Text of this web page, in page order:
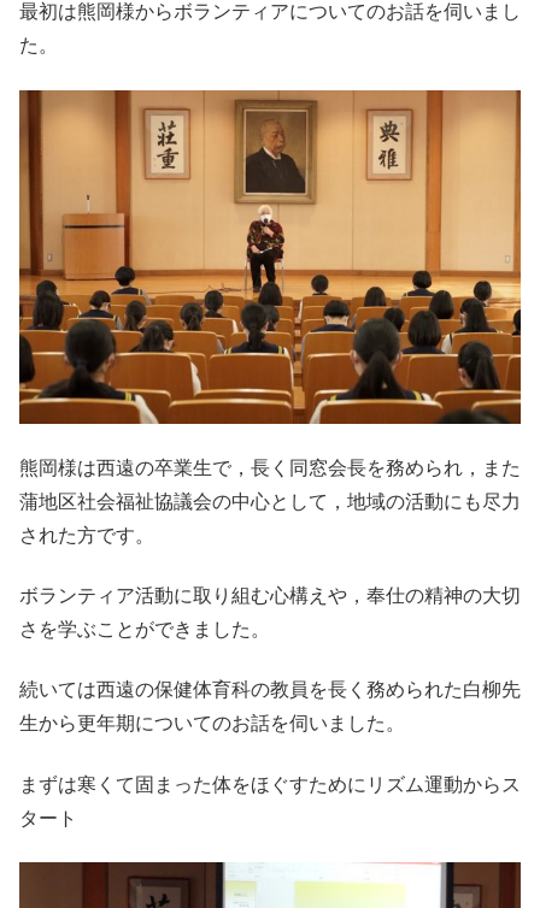
最初は熊岡様からボランティアについてのお話を伺いまし
た。
熊岡様は西遠の卒業生で，長く同窓会長を務められ，また
蒲地区社会福祉協議会の中心として，地域の活動にも尽力
された方です。
ボランティア活動に取り組む心構えや，奉仕の精神の大切
さを学ぶことができました。
続いては西遠の保健体育科の教員を長く務められた白柳先
生から更年期についてのお話を伺いました。
まずは寒くて固まった体をほぐすためにリズム運動からス
タート